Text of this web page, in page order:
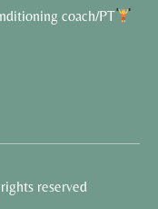
coach/PT
reserved